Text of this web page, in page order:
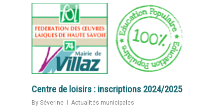
Centre de loisirs : inscriptions 2024/2025
By Séverine Actualités municipales